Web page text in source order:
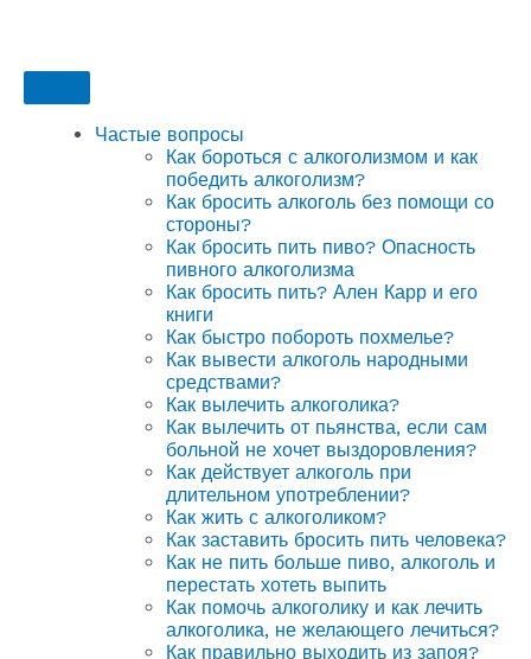
Частые вопросы
Как бороться с алкоголизмом и как
победить алкоголизм?
Как бросить алкоголь без помощи со
стороны?
Как бросить пить пиво? Опасность
пивного алкоголизма
Как бросить пить? Ален Карр и его
книги
Как быстро побороть похмелье?
Как вывести алкоголь народными
средствами?
Как вылечить алкоголика?
Как вылечить от пьянства, если сам
больной не хочет выздоровления?
Как действует алкоголь при
длительном употреблении?
Как жить с алкоголиком?
Как заставить бросить пить человека?
Как не пить больше пиво, алкоголь и
перестать хотеть выпить
Как помочь алкоголику и как лечить
алкоголика, не желающего лечиться?
Как правильно выходить из запоя?